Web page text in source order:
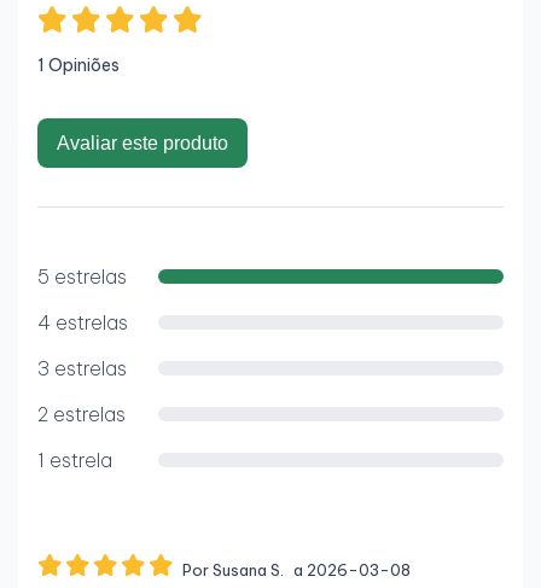
1 Opiniões
Avaliar este produto
5 estrelas
4 estrelas
3 estrelas
2 estrelas
1 estrela
Por Susana S.
a 2026-03-08